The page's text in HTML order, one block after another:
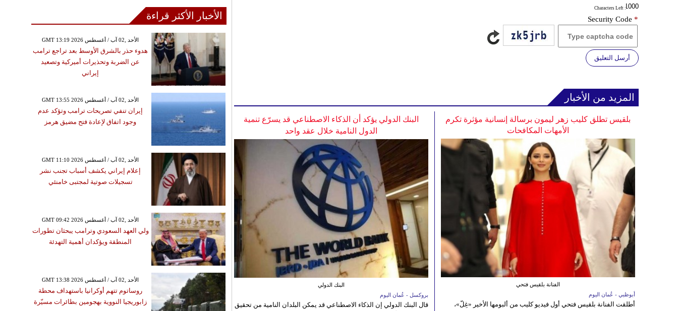
: Characters Left
Security Code *
أرسل التعليق
المزيد من الأخبار
البنك الدولي يؤكد أن الذكاء الاصطناعي قد يسرّع تنمية
الدول النامية خلال عقد واحد
البنك الدولي
بروكسل - عُمان اليوم
قال البنك الدولي إن الذكاء الاصطناعي قد يمكن البلدان النامية من تحقيق
بلقيس تطلق كليب زهر ليمون برسالة إنسانية مؤثرة تكرم
الأمهات المكافحات
الفنانة بلقيس فتحي
أبوظبي - عُمان اليوم
أطلقت الفنانة بلقيس فتحي أول فيديو كليب من ألبومها الأخير «غِلّ»،
الأخبار الأكثر قراءة
GMT 13:19 2026 الأحد ,02 آب / أغسطس
هدوء حذر بالشرق الأوسط بعد تراجع ترامب
عن الضربة وتحذيرات أميركية وتصعيد
إيراني
GMT 13:55 2026 الأحد ,02 آب / أغسطس
إيران تنفي تصريحات ترامب وتؤكد عدم
وجود اتفاق لإعادة فتح مضيق هرمز
GMT 11:10 2026 الأحد ,02 آب / أغسطس
إعلام إيراني يكشف أسباب تجنب نشر
تسجيلات صوتية لمجتبى خامنئي
GMT 09:42 2026 الأحد ,02 آب / أغسطس
ولي العهد السعودي وترامب يبحثان تطورات
المنطقة ويؤكدان أهمية التهدئة
GMT 13:38 2026 الأحد ,02 آب / أغسطس
روساتوم تتهم أوكرانيا باستهداف محطة
زابوريجيا النووية بهجومين بطائرات مسيّرة